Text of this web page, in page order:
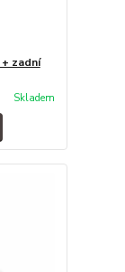
zadní
Skladem